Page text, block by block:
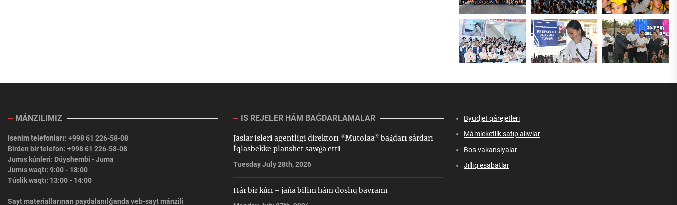
MÁNZILIMIZ
Isenim telefonları: +998 61 226-58-08
Birden bir telefon: +998 61 226-58-08
Jumıs kúnleri: Dúyshembi - Juma
Jumıs waqtı: 9:00 - 18:00
Túslik waqtı: 13:00 - 14:00
Sayt materiallarınan paydalanılǵanda veb-sayt mánzili
IS REJELER HÁM BAǴDARLAMALAR
Jaslar isleri agentligi direktorı “Mutolaa” baǵdarı sárdarı
Íqlasbekke planshet sawǵa etti
Tuesday July 28th, 2026
Hár bir kún – jańa bilim hám doslıq bayramı
Byudjet qárejetleri
Mámleketlik satıp alıwlar
Bos vakansiyalar
Jıllıq esabatlar